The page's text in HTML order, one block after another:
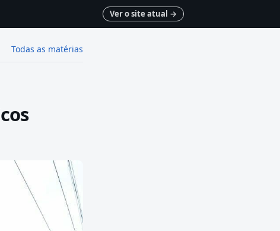
Ver o site atual →
Todas as matérias